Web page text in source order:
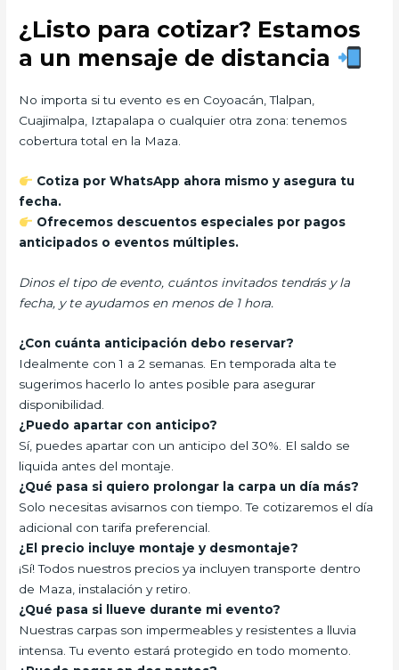
¿Listo para cotizar? Estamos
a un mensaje de distancia
No importa si tu evento es en Coyoacán, Tlalpan,
Cuajimalpa, Iztapalapa o cualquier otra zona: tenemos
cobertura total en la Maza.
Cotiza por WhatsApp ahora mismo y asegura tu
fecha.
Ofrecemos descuentos especiales por pagos
anticipados o eventos múltiples.
Dinos el tipo de evento, cuántos invitados tendrás y la
fecha, y te ayudamos en menos de 1 hora.
¿Con cuánta anticipación debo reservar?
Idealmente con 1 a 2 semanas. En temporada alta te
sugerimos hacerlo lo antes posible para asegurar
disponibilidad.
¿Puedo apartar con anticipo?
Sí, puedes apartar con un anticipo del 30%. El saldo se
liquida antes del montaje.
¿Qué pasa si quiero prolongar la carpa un día más?
Solo necesitas avisarnos con tiempo. Te cotizaremos el día
adicional con tarifa preferencial.
¿El precio incluye montaje y desmontaje?
¡Sí! Todos nuestros precios ya incluyen transporte dentro
de Maza, instalación y retiro.
¿Qué pasa si llueve durante mi evento?
Nuestras carpas son impermeables y resistentes a lluvia
intensa. Tu evento estará protegido en todo momento.